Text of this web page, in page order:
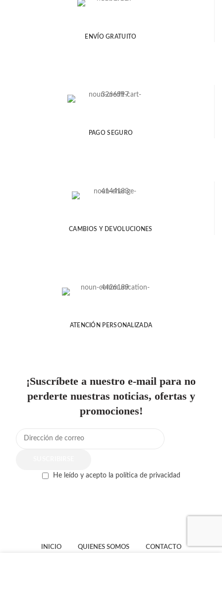
ENVÍO GRATUITO
PAGO SEGURO
CAMBIOS Y DEVOLUCIONES
ATENCIÓN PERSONALIZADA
¡Suscríbete a nuestro e-mail para no
perderte nuestras noticias, ofertas y
promociones!
He leído y acepto la política de privacidad
INICIO QUIENES SOMOS CONTACTO